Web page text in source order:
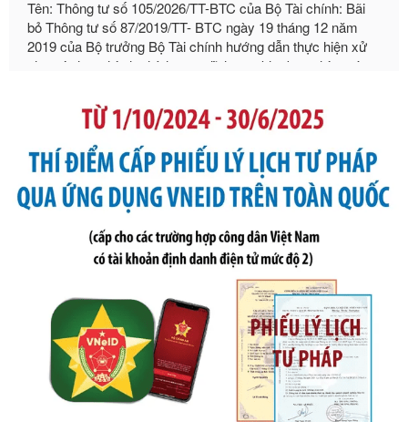
Số kí hiệu: 291/2026/NĐ-CP
Tên: Nghị định số 291/2026/NĐ-CP của Chính phủ: Sửa
đổi, bổ sung một số điều của Nghị định số 125/2020/NĐ-СР
sung bởi Nghị định số 102/2021/NĐ-CP
Ngày ban hành: 20/07/2026
Số kí hiệu:2303/QĐ-UBND
Tên: Quyết định công bố Danh mục thủ tục hành chính mới
ban hành, được sửa đổi, bổ sung, bị bãi bỏ và phê duyệt
Quy trình nội bộ, quy trình điện tử giải quyết thủ tục hành
chính trong một số lĩnh vực thuộc phạm vi chức năng quản
lý của Sở Văn hóa, Thể tha
Ngày ban hành: 01/06/2026
Số kí hiệu:2304/QĐ-UBND
Tên: Quyết định công bố Danh mục thủ tục hành chính
được sửa đổi, bổ sung và phê duyệt Quy trình nội bộ, quy
trình điện tử giải quyết thủ tục hành chính trong lĩnh vực Du
lịch thuộc phạm vi chức năng quản lý của Sở Văn hóa, Thể
thao và Du lịch